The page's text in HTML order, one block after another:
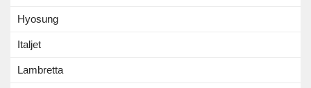
Hyosung
Italjet
Lambretta